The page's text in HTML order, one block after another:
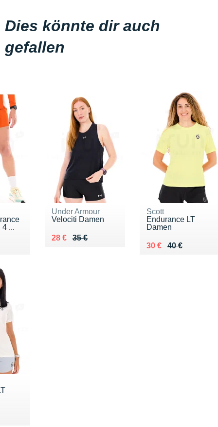
Dies könnte dir auch
gefallen
4 ...
Under Armour
Velociti Damen
35 €
Au lieu de 35 €
28 €
Vendu 28 €
Scott
Endurance LT
Damen
40 €
Au lieu de 40 €
30 €
Vendu 30 €